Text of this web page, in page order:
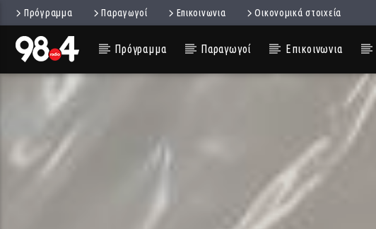
Πρόγραμμα Παραγωγοί Επικοινωνια Οικονομικά στοιχεία
Πρόγραμμα Παραγωγοί Επικοινωνια